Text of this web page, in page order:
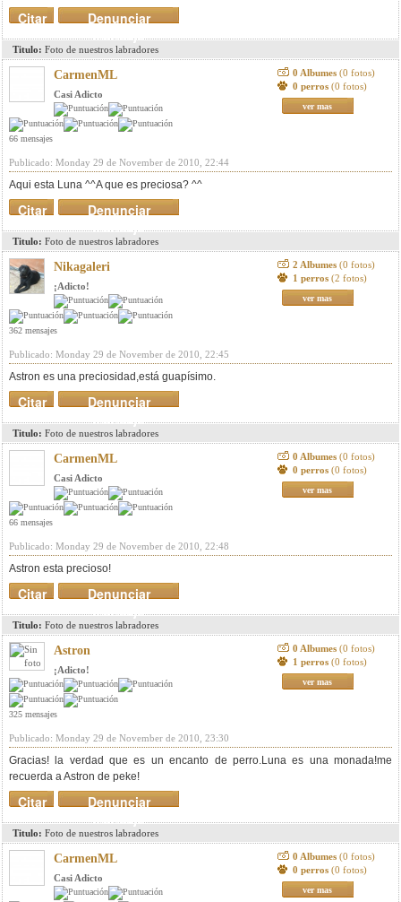
Denunciar
mensaje
Citar
Titulo: Foto de nuestros labradores
CarmenML
Casi Adicto
66 mensajes
0 Albumes (0 fotos)
0 perros (0 fotos)
ver mas
Publicado: Monday 29 de November de 2010, 22:44
Aqui esta Luna ^^A que es preciosa? ^^
Denunciar
mensaje
Citar
Titulo: Foto de nuestros labradores
Nikagaleri
¡Adicto!
362 mensajes
2 Albumes (0 fotos)
1 perros (2 fotos)
ver mas
Publicado: Monday 29 de November de 2010, 22:45
Astron es una preciosidad,está guapísimo.
Denunciar
mensaje
Citar
Titulo: Foto de nuestros labradores
CarmenML
Casi Adicto
66 mensajes
0 Albumes (0 fotos)
0 perros (0 fotos)
ver mas
Publicado: Monday 29 de November de 2010, 22:48
Astron esta precioso!
Denunciar
mensaje
Citar
Titulo: Foto de nuestros labradores
Astron
¡Adicto!
325 mensajes
0 Albumes (0 fotos)
1 perros (0 fotos)
ver mas
Publicado: Monday 29 de November de 2010, 23:30
Gracias! la verdad que es un encanto de perro.Luna es una monada!me
recuerda a Astron de peke!
Denunciar
mensaje
Citar
Titulo: Foto de nuestros labradores
CarmenML
Casi Adicto
0 Albumes (0 fotos)
0 perros (0 fotos)
ver mas